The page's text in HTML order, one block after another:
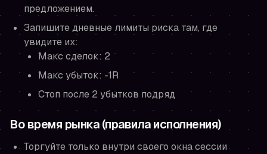
предложением.
Запишите дневные лимиты риска там, где
увидите их:
Макс сделок: 2
Макс убыток: -1R
Стоп после 2 убытков подряд
Во время рынка (правила исполнения)
Торгуйте только внутри своего окна сессии